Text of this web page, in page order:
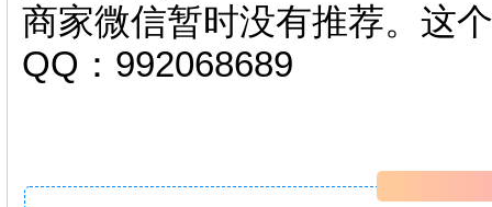
商家微信暂时没有推荐。这
QQ：992068689